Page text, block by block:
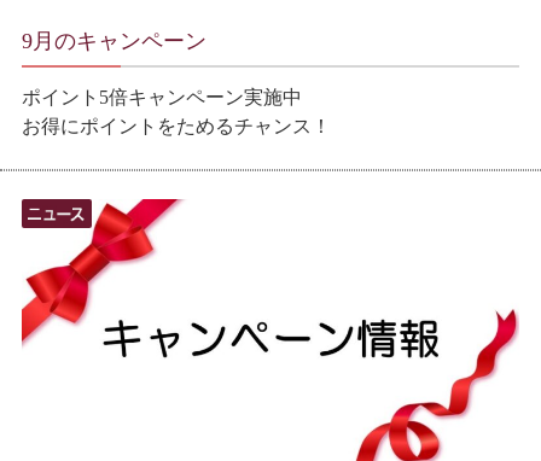
9月のキャンペーン
ポイント5倍キャンペーン実施中
お得にポイントをためるチャンス！